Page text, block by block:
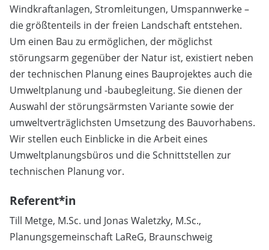
Windkraftanlagen, Stromleitungen, Umspannwerke –
die größtenteils in der freien Landschaft entstehen.
Um einen Bau zu ermöglichen, der möglichst
störungsarm gegenüber der Natur ist, existiert neben
der technischen Planung eines Bauprojektes auch die
Umweltplanung und -baubegleitung. Sie dienen der
Auswahl der störungsärmsten Variante sowie der
umweltverträglichsten Umsetzung des Bauvorhabens.
Wir stellen euch Einblicke in die Arbeit eines
Umweltplanungsbüros und die Schnittstellen zur
technischen Planung vor.
Referent*in
Till Metge, M.Sc. und Jonas Waletzky, M.Sc.,
Planungsgemeinschaft LaReG, Braunschweig